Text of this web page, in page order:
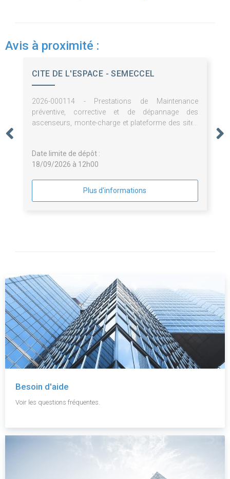
Avis à proximité :
CITE DE L'ESPACE - SEMECCEL
2026-000114 - Prestations de Maintenance
préventive, corrective et de dépannage des
ascenseurs, monte-charge et plateforme des sites
Date limite de dépôt :
18/09/2026 à 12h00
Plus d'informations
Besoin d'aide
Voir les questions fréquentes.